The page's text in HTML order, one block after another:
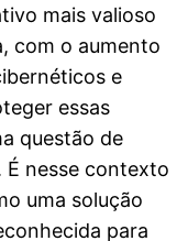
mais valioso
com o aumento
e
essas
questão de
É nesse contexto
uma solução
para